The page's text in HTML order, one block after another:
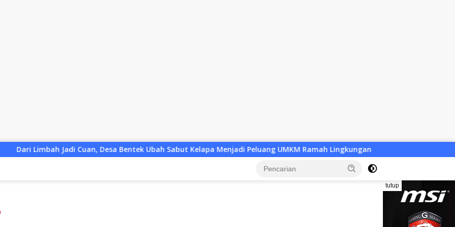
Desa Bentek Ubah Sabut Kelapa Menjadi Peluang UMKM Ramah Lingkungan Desa Baru Tak Lagi Sekadar Wacana,
tutup